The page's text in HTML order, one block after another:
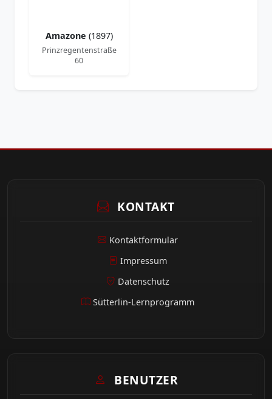
Amazone (1897)
Prinzregentenstraße
60
KONTAKT
Kontaktformular
Impressum
Datenschutz
Sütterlin-Lernprogramm
BENUTZER